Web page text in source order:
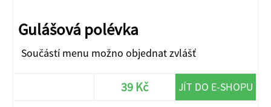
Gulášová polévka
Součástí menu možno objednat zvlášť
39 Kč JÍT DO E-SHOPU